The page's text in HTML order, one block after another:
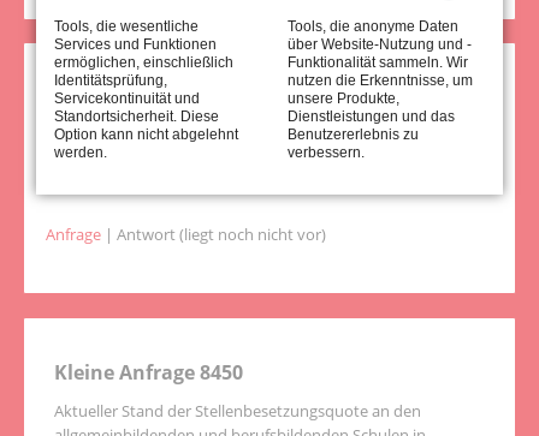
Kleine Anfrage 6971
Wie verteilt sich die Finanzierung der Kita-
Transformationskosten im Kita-Jahr 2026/2027 auf die
Anfrage | Antwort (liegt noch nicht vor)
Kleine Anfrage 8450
Aktueller Stand der Stellenbesetzungsquote an den
Tools, die wesentliche
Services und Funktionen
ermöglichen, einschließlich
Identitätsprüfung,
Servicekontinuität und
Standortsicherheit. Diese
Option kann nicht abgelehnt
werden.
Tools, die anonyme Daten
über Website-Nutzung und -
Funktionalität sammeln. Wir
nutzen die Erkenntnisse, um
unsere Produkte,
Dienstleistungen und das
Benutzererlebnis zu
verbessern.